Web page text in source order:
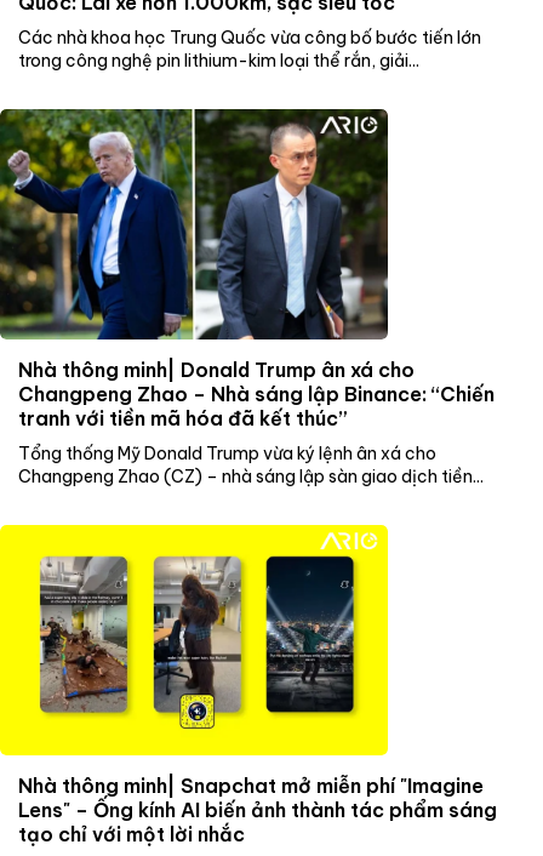
Các nhà khoa học Trung Quốc vừa công bố bước tiến lớn
trong công nghệ pin lithium-kim loại thể rắn, giải...
Nhà thông minh| Donald Trump ân xá cho
Changpeng Zhao – Nhà sáng lập Binance: “Chiến
tranh với tiền mã hóa đã kết thúc”
Tổng thống Mỹ Donald Trump vừa ký lệnh ân xá cho
Changpeng Zhao (CZ) – nhà sáng lập sàn giao dịch tiền...
Nhà thông minh| Snapchat mở miễn phí "Imagine
Lens" – Ống kính AI biến ảnh thành tác phẩm sáng
tạo chỉ với một lời nhắc